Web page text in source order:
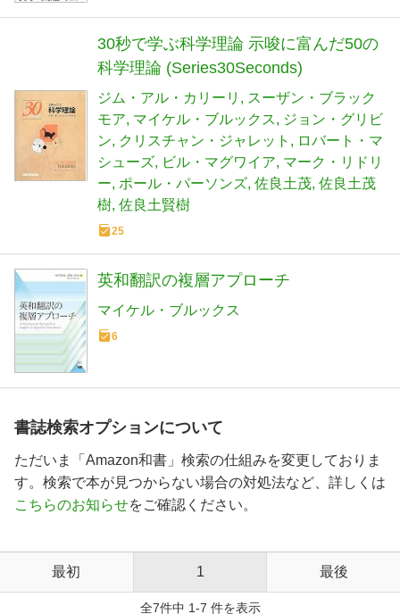
30秒で学ぶ科学理論 示唆に富んだ50の
科学理論 (Series30Seconds)
ジム・アル・カリーリ
スーザン・ブラック
モア マイケル・ブルックス
ジョン・グリビ
ン
クリスチャン・ジャレット
ロバート・マ
シューズ
ビル・マグワイア マーク・リドリ
ー ポール・パーソンズ 佐良土茂 佐良土茂
樹 佐良土賢樹
25
英和翻訳の複層アプローチ
マイケル・ブルックス
6
書誌検索オプションについて
ただいま「Amazon和書」検索の仕組みを変更しておりま
す。検索で本が見つからない場合の対処法など、詳しくは
こちらのお知らせをご確認ください。
最初 1 最後
全7件中 1-7 件を表示